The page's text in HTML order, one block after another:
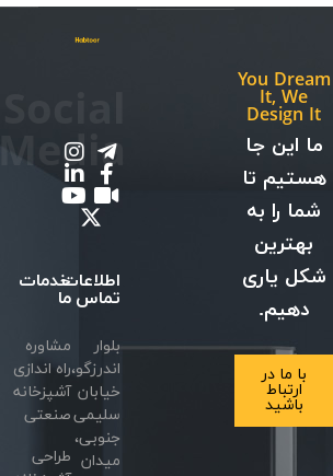
You Dream
It, We
Design It
ما این جا
هستیم تا
شما را به
بهترین
شکل یاری
دهیم.
با ما در
ارتباط
باشید
اطلاعات
تماس
بلوار
اندرزگو،
خیابان
سلیمی
جنوبی،
میدان
Media
خدمات
ما
مشاوره
راه اندازی
آشپزخانه
صنعتی
طراحی